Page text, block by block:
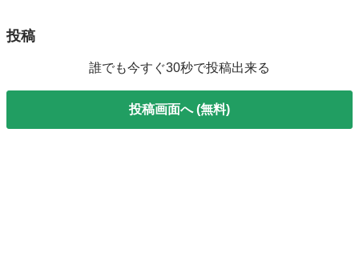
投稿
誰でも今すぐ30秒で投稿出来る
投稿画面へ (無料)